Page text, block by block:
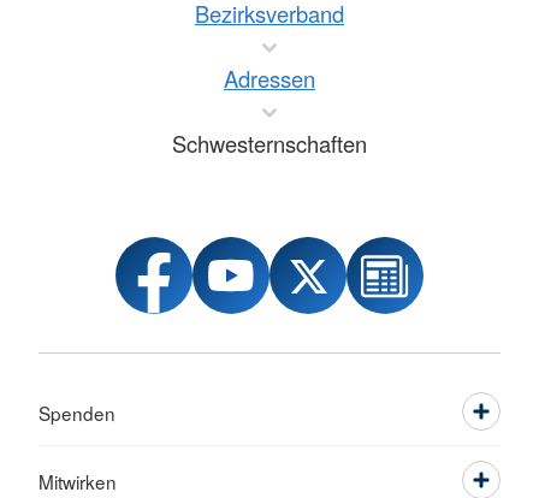
Bezirksverband
Adressen
Schwesternschaften
Spenden
Mitwirken